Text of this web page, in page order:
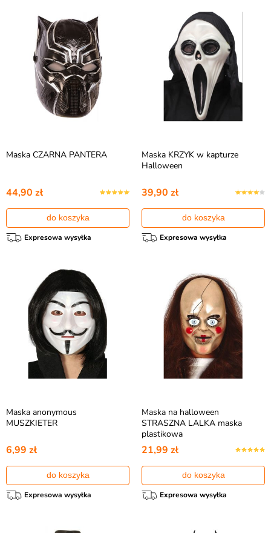
Maska CZARNA PANTERA
44,90 zł
do koszyka
Expresowa wysyłka
Maska KRZYK w kapturze
Halloween
39,90 zł
do koszyka
Expresowa wysyłka
Maska anonymous
MUSZKIETER
6,99 zł
do koszyka
Expresowa wysyłka
Maska na halloween
STRASZNA LALKA maska
plastikowa
21,99 zł
do koszyka
Expresowa wysyłka